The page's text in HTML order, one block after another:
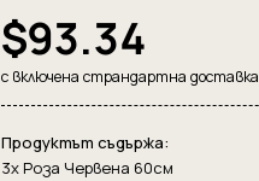
$93.34
с включена страндартна доставка
Продуктът съдържа:
3x Роза Червена 60см